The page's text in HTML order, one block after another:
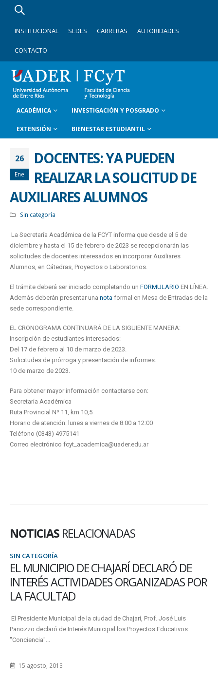
INSTITUCIONAL SEDES CARRERAS AUTORIDADES
CONTACTO
ACADÉMICA INVESTIGACIÓN Y POSGRADO
EXTENSIÓN BIENESTAR ESTUDIANTIL
26
Ene
DOCENTES: YA PUEDEN
REALIZAR LA SOLICITUD DE
AUXILIARES ALUMNOS
Sin categoría
La Secretaría Académica de la FCYT informa que desde el 5 de
diciembre y hasta el 15 de febrero de 2023 se recepcionarán las
solicitudes de docentes interesados en incorporar Auxiliares
Alumnos, en Cátedras, Proyectos o Laboratorios.
El trámite deberá ser iniciado completando un FORMULARIO EN LÍNEA.
Además deberán presentar una nota formal en Mesa de Entradas de la
sede correspondiente.
EL CRONOGRAMA CONTINUARÁ DE LA SIGUIENTE MANERA:
Inscripción de estudiantes interesados:
Del 17 de febrero al 10 de marzo de 2023.
Solicitudes de prórroga y presentación de informes:
10 de marzo de 2023.
Para obtener mayor información contactarse con:
Secretaría Académica
Ruta Provincial Nº 11, km 10,5
Horario de atención: lunes a viernes de 8:00 a 12:00
Teléfono (0343) 4975141
Correo electrónico fcyt_academica@uader.edu.ar
NOTICIAS RELACIONADAS
SIN CATEGORÍA
EL MUNICIPIO DE CHAJARÍ DECLARÓ DE
INTERÉS ACTIVIDADES ORGANIZADAS POR
LA FACULTAD
El Presidente Municipal de la ciudad de Chajarí, Prof. José Luis
Panozzo declaró de Interés Municipal los Proyectos Educativos
"Conciencia"...
15 agosto, 2013